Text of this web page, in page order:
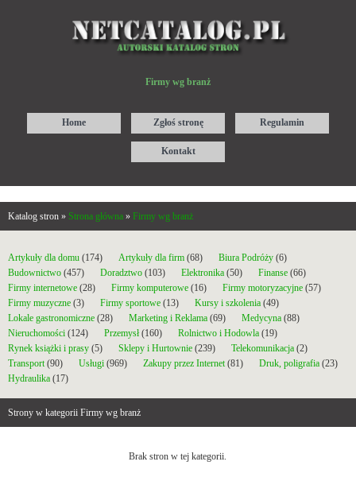
Firmy wg branż
Home Zgłoś stronę Regulamin
Kontakt
Katalog stron » Strona główna » Firmy wg branż
Artykuły dla domu (174) Artykuły dla firm (68) Biura Podróży (6)
Budownictwo (457) Doradztwo (103) Elektronika (50) Finanse (66)
Firmy internetowe (28) Firmy komputerowe (16) Firmy motoryzacyjne (57)
Firmy muzyczne (3) Firmy sportowe (13) Kursy i szkolenia (49)
Lokale gastronomiczne (28) Marketing i Reklama (69) Medycyna (88)
Nieruchomości (124) Przemysł(160) Rolnictwo i Hodowla (19)
Rynek książki i prasy (5) Sklepy i Hurtownie (239) Telekomunikacja (2)
Transport (90) Usługi (969) Zakupy przez Internet (81) Druk, poligrafia (23)
Hydraulika (17)
Strony w kategorii Firmy wg branż
Brak stron w tej kategorii.